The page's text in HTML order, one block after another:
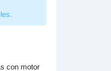
con motor